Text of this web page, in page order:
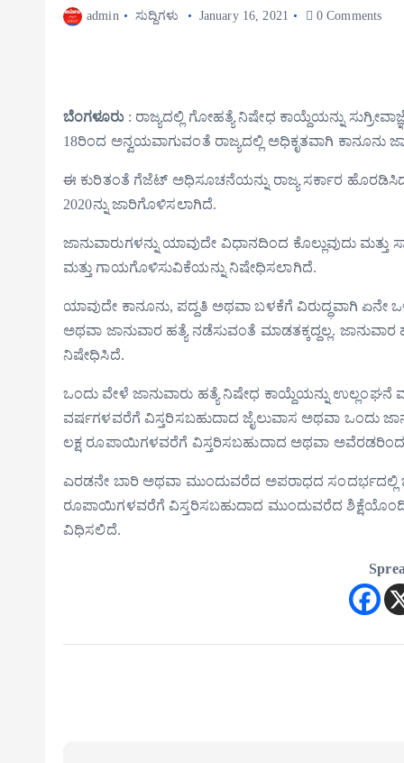
admin ಸುದ್ದಿಗಳು January 16, 2021 0 Comments
ಬೆಂಗಳೂರು: ರಾಜ್ಯದಲ್ಲಿ ಗೋಹತ್ಯೆ ನಿಷೇಧ ಕಾಯ್ದೆಯನ್ನು
18ರಿಂದ ಅನ್ವಯವಾಗುವಂತೆ ರಾಜ್ಯದಲ್ಲಿ ಅಧಿಕೃತವಾಗಿ
ಈ ಕುರಿತಂತೆ ಗೆಜೆಟ್ ಅಧಿಸೂಚನೆಯನ್ನು ರಾಜ್ಯ ಸರ್ಕಾರ
2020ನ್ನು ಜಾರಿಗೊಳಿಸಲಾಗಿದೆ.
ಜಾನುವಾರುಗಳನ್ನು ಯಾವುದೇ ವಿಧಾನದಿಂದ ಕೊಲ್ಲುವುದು
ಮತ್ತು ಗಾಯಗೊಳಿಸುವಿಕೆಯನ್ನು ನಿಷೇಧಿಸಲಾಗಿದೆ.
ಯಾವುದೇ ಕಾನೂನು, ಪದ್ದತಿ ಅಥವಾ ಬಳಕೆಗೆ ವಿರುದ್ಧವಾಗಿ ಏನೇ
ಅಥವಾ ಜಾನುವಾರ ಹತ್ಯೆ ನಡೆಸುವಂತೆ ಮಾಡತಕ್ಕದ್ದಲ್ಲ. ಜಾನುವಾರ
ನಿಷೇಧಿಸಿದೆ.
ಒಂದು ವೇಳೆ ಜಾನುವಾರು ಹತ್ಯೆ ನಿಷೇಧ ಕಾಯ್ದೆಯನ್ನು
ವರ್ಷಗಳವರೆಗೆ ವಿಸ್ತರಿಸಬಹುದಾದ ಜೈಲುವಾಸ ಅಥವಾ ಒಂದು
ಲಕ್ಷ ರೂಪಾಯಿಗಳವರೆಗೆ ವಿಸ್ತರಿಸಬಹುದಾದ ಅಥವಾ
ಎರಡನೇ ಬಾರಿ ಅಥವಾ ಮುಂದುವರೆದ ಅಪರಾಧದ ಸಂದರ್ಭದಲ್ಲಿ
ರೂಪಾಯಿಗಳವರೆಗೆ ವಿಸ್ತರಿಸಬಹುದಾದ ಮುಂದುವರೆದ
ವಿಧಿಸಲಿದೆ.